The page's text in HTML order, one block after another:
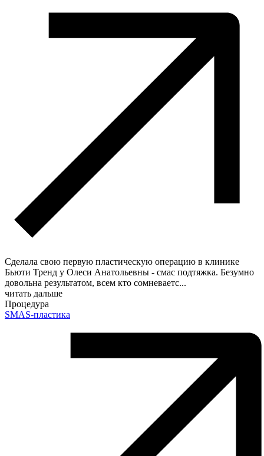
Сделала свою первую пластическую операцию в клинике
Бьюти Тренд у Олеси Анатольевны - смас подтяжка. Безумно
довольна результатом, всем кто сомневаетс...
читать дальше
Процедура
SMAS-пластика